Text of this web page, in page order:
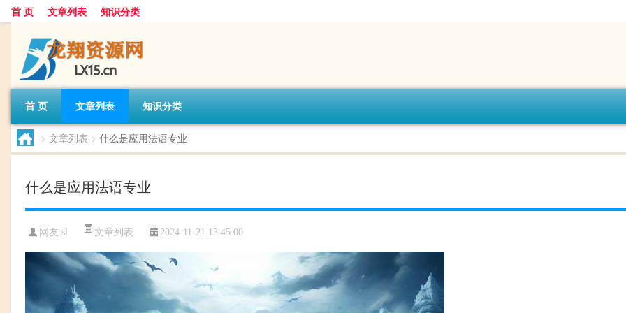
首 页 文章列表 知识分类
首 页 文章列表 知识分类
> 文章列表 > 什么是应用法语专业
什么是应用法语专业
网友:sl 文章列表 2024-11-21 13:45:00